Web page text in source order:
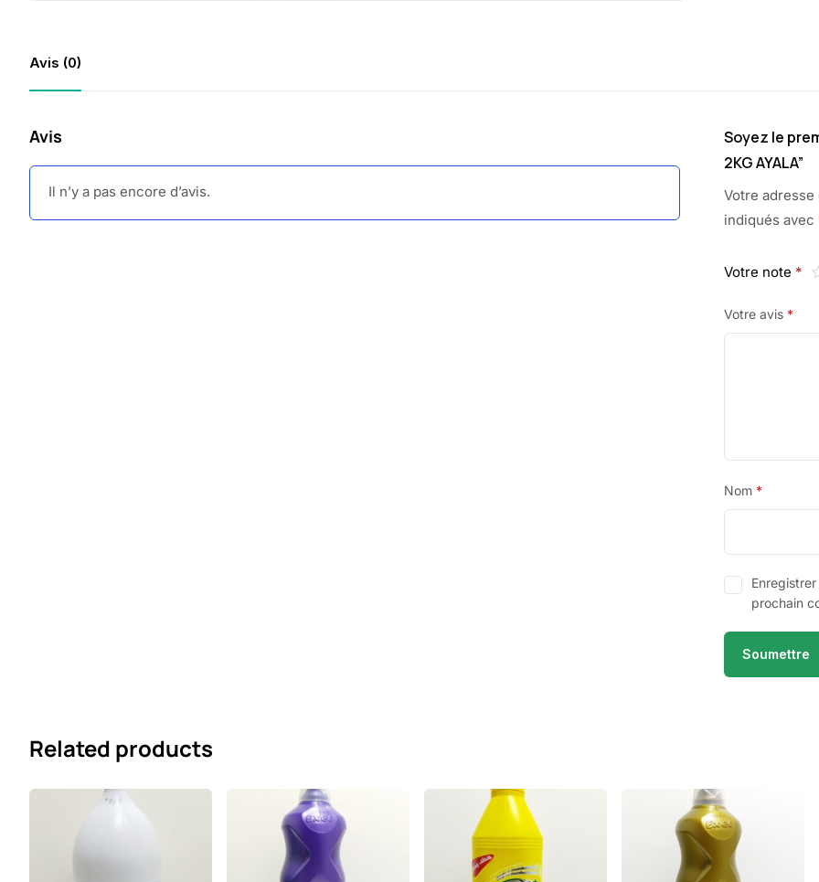
Avis (0)
Avis
Il n’y a pas encore d’avis.
Soyez le
2KG AYALA”
Votre
indiqués avec
Votre note *
Votre avis *
Nom *
prochain
Related products